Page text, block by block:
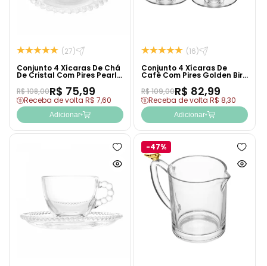
(27)
Conjunto 4 Xícaras De Chá
De Cristal Com Pires Pearl
R$ 108,00R$ 75,99
Receba de volta R$ 7,60
Adicionar
(16)
Conjunto 4 Xícaras De
Café Com Pires Golden Bird
Wolff
R$ 109,00R$ 82,99
Receba de volta R$ 8,30
Adicionar
Adicionar
à
lista
Ver
rapidamente
à
lista
Ver
-47%